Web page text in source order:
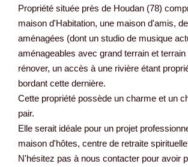
Propriété située près de Houdan (78)
maison d'Habitation, une maison d'amis,
aménagées (dont un studio de musique
aménageables avec grand terrain et terrain
rénover, un accès à une rivière étant
bordant cette dernière.
Cette propriété possède un charme et un
pair.
Elle serait idéale pour un projet
maison d'hôtes, centre de retraite
N'hésitez pas à nous contacter pour avoir